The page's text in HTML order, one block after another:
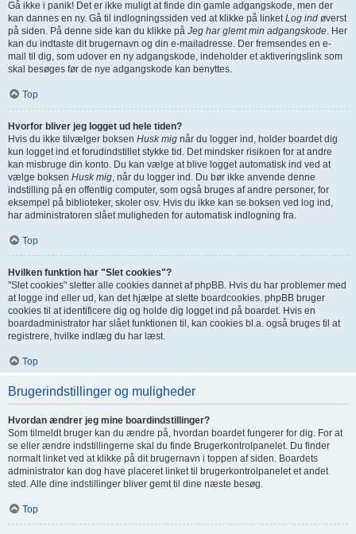
Gå ikke i panik! Det er ikke muligt at finde din gamle adgangskode, men der
kan dannes en ny. Gå til indlogningssiden ved at klikke på linket Log ind øverst
på siden. På denne side kan du klikke på Jeg har glemt min adgangskode . Her
kan du indtaste dit brugernavn og din e-mailadresse. Der fremsendes en e-
mail til dig, som udover en ny adgangskode, indeholder et aktiveringslink som
skal besøges før de nye adgangskode kan benyttes.
Top
Hvorfor bliver jeg logget ud hele tiden?
Hvis du ikke tilvælger boksen Husk mig når du logger ind, holder boardet dig
kun logget ind et forudindstillet stykke tid. Det mindsker risikoen for at andre
kan misbruge din konto. Du kan vælge at blive logget automatisk ind ved at
vælge boksen Husk mig , når du logger ind. Du bør ikke anvende denne
indstilling på en offentlig computer, som også bruges af andre personer, for
eksempel på biblioteker, skoler osv. Hvis du ikke kan se boksen ved log ind,
har administratoren slået muligheden for automatisk indlogning fra.
Top
Hvilken funktion har "Slet cookies"?
"Slet cookies" sletter alle cookies dannet af phpBB. Hvis du har problemer med
at logge ind eller ud, kan det hjælpe at slette boardcookies. phpBB bruger
cookies til at identificere dig og holde dig logget ind på boardet. Hvis en
boardadministrator har slået funktionen til, kan cookies bl.a. også bruges til at
registrere, hvilke indlæg du har læst.
Top
Brugerindstillinger og muligheder
Hvordan ændrer jeg mine boardindstillinger?
Som tilmeldt bruger kan du ændre på, hvordan boardet fungerer for dig. For at
se eller ændre indstillingerne skal du finde Brugerkontrolpanelet. Du finder
normalt linket ved at klikke på dit brugernavn i toppen af siden. Boardets
administrator kan dog have placeret linket til brugerkontrolpanelet et andet
sted. Alle dine indstillinger bliver gemt til dine næste besøg.
Top